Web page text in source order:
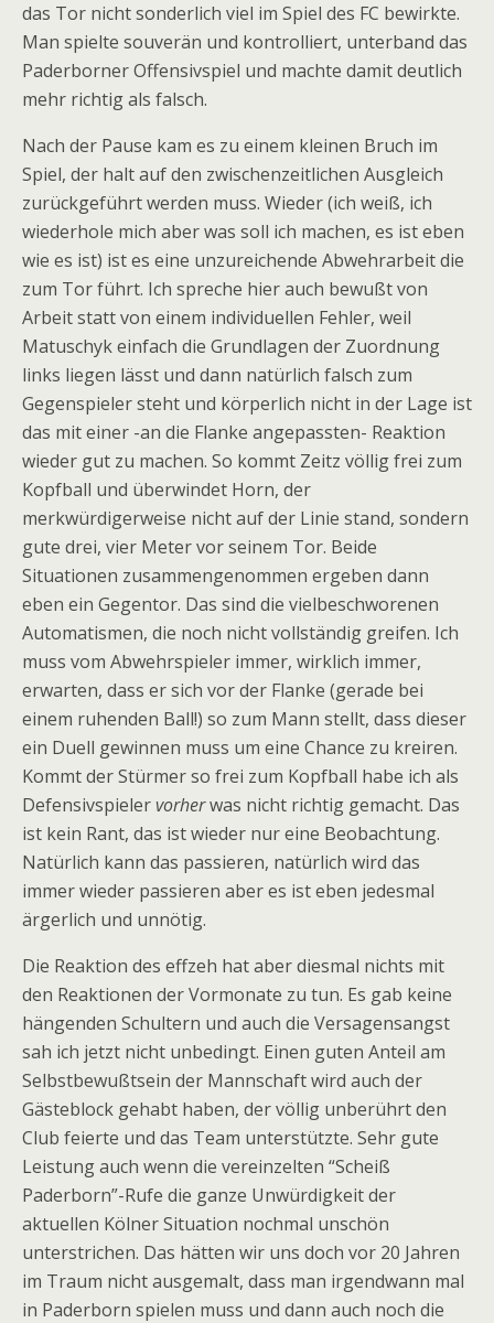
das Tor nicht sonderlich viel im Spiel des FC bewirkte.
Man spielte souverän und kontrolliert, unterband das
Paderborner Offensivspiel und machte damit deutlich
mehr richtig als falsch.
Nach der Pause kam es zu einem kleinen Bruch im
Spiel, der halt auf den zwischenzeitlichen Ausgleich
zurückgeführt werden muss. Wieder (ich weiß, ich
wiederhole mich aber was soll ich machen, es ist eben
wie es ist) ist es eine unzureichende Abwehrarbeit die
zum Tor führt. Ich spreche hier auch bewußt von
Arbeit statt von einem individuellen Fehler, weil
Matuschyk einfach die Grundlagen der Zuordnung
links liegen lässt und dann natürlich falsch zum
Gegenspieler steht und körperlich nicht in der Lage ist
das mit einer -an die Flanke angepassten- Reaktion
wieder gut zu machen. So kommt Zeitz völlig frei zum
Kopfball und überwindet Horn, der
merkwürdigerweise nicht auf der Linie stand, sondern
gute drei, vier Meter vor seinem Tor. Beide
Situationen zusammengenommen ergeben dann
eben ein Gegentor. Das sind die vielbeschworenen
Automatismen, die noch nicht vollständig greifen. Ich
muss vom Abwehrspieler immer, wirklich immer,
erwarten, dass er sich vor der Flanke (gerade bei
einem ruhenden Ball!) so zum Mann stellt, dass dieser
ein Duell gewinnen muss um eine Chance zu kreiren.
Kommt der Stürmer so frei zum Kopfball habe ich als
Defensivspielervorherwas nicht richtig gemacht. Das
ist kein Rant, das ist wieder nur eine Beobachtung.
Natürlich kann das passieren, natürlich wird das
immer wieder passieren aber es ist eben jedesmal
ärgerlich und unnötig.
Die Reaktion des effzeh hat aber diesmal nichts mit
den Reaktionen der Vormonate zu tun. Es gab keine
hängenden Schultern und auch die Versagensangst
sah ich jetzt nicht unbedingt. Einen guten Anteil am
Selbstbewußtsein der Mannschaft wird auch der
Gästeblock gehabt haben, der völlig unberührt den
Club feierte und das Team unterstützte. Sehr gute
Leistung auch wenn die vereinzelten “Scheiß
Paderborn”-Rufe die ganze Unwürdigkeit der
aktuellen Kölner Situation nochmal unschön
unterstrichen. Das hätten wir uns doch vor 20 Jahren
im Traum nicht ausgemalt, dass man irgendwann mal
in Paderborn spielen muss und dann auch noch die